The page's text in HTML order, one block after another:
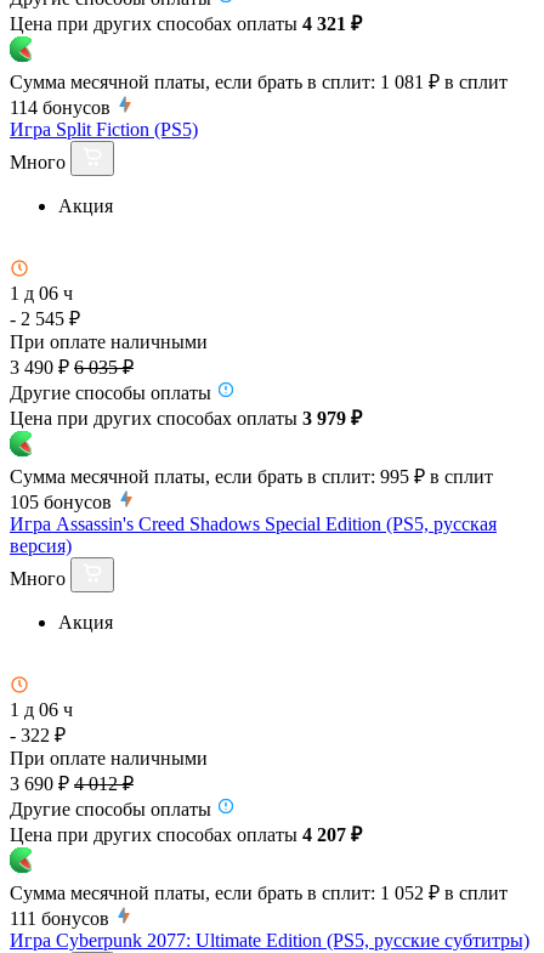
Цена при других способах оплаты 4 321 ₽
Сумма месячной платы, если брать в сплит: 1 081 ₽ в сплит
114 бонусов
Игра Split Fiction (PS5)
Много
Акция
1 д 06 ч
- 2 545 ₽
При оплате наличными
3 490 ₽ 6 035 ₽
Другие способы оплаты
Цена при других способах оплаты 3 979 ₽
Сумма месячной платы, если брать в сплит: 995 ₽ в сплит
105 бонусов
Игра Assassin's Creed Shadows Special Edition (PS5, русская
версия)
Много
Акция
1 д 06 ч
- 322 ₽
При оплате наличными
3 690 ₽ 4 012 ₽
Другие способы оплаты
Цена при других способах оплаты 4 207 ₽
Сумма месячной платы, если брать в сплит: 1 052 ₽ в сплит
111 бонусов
Игра Cyberpunk 2077: Ultimate Edition (PS5, русские субтитры)